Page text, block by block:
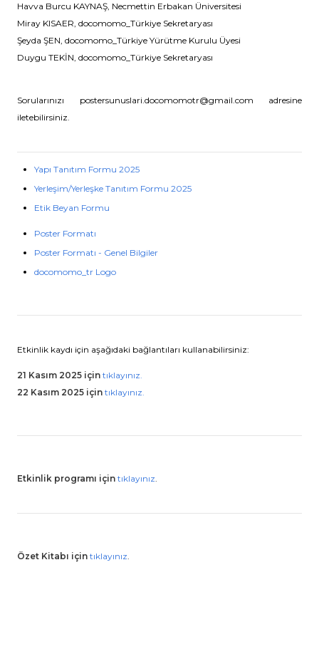
Havva Burcu KAYNAŞ, Necmettin Erbakan Üniversitesi
Miray KISAER, docomomo_Türkiye Sekretaryası
Şeyda ŞEN, docomomo_Türkiye Yürütme Kurulu Üyesi
Duygu TEKİN, docomomo_Türkiye Sekretaryası
Sorularınızı postersunuslari.docomomotr@gmail.com adresine
iletebilirsiniz.
Yapı Tanıtım Formu 2025
Yerleşim/Yerleşke Tanıtım Formu 2025
Etik Beyan Formu
Poster Formatı
Poster Formatı - Genel Bilgiler
docomomo_tr Logo
Etkinlik kaydı için aşağıdaki bağlantıları kullanabilirsiniz:
21 Kasım 2025 için tıklayınız.
22 Kasım 2025 için tıklayınız.
Etkinlik programı için tıklayınız.
Özet Kitabı için tıklayınız.